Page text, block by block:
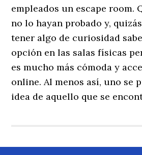
empleados un escape room.
no lo hayan probado y,
tener algo de curiosidad
opción en las salas físicas
es mucho más cómoda y
online. Al menos así, uno se
idea de aquello que se